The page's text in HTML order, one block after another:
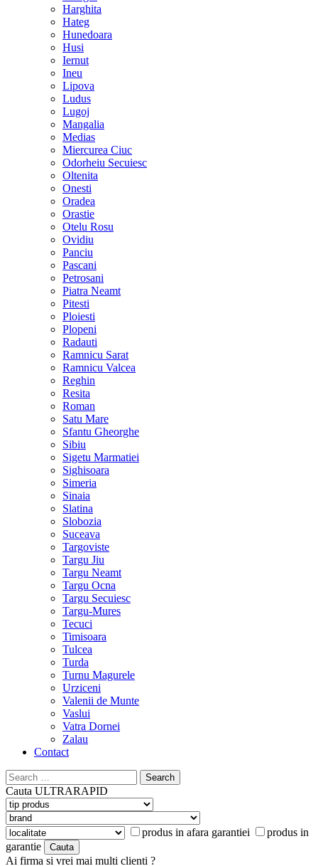
Harghita
Hateg
Hunedoara
Husi
Iernut
Ineu
Lipova
Ludus
Lugoj
Mangalia
Medias
Miercurea Ciuc
Odorheiu Secuiesc
Oltenita
Onesti
Oradea
Orastie
Otelu Rosu
Ovidiu
Panciu
Pascani
Petrosani
Piatra Neamt
Pitesti
Ploiesti
Plopeni
Radauti
Ramnicu Sarat
Ramnicu Valcea
Reghin
Resita
Roman
Satu Mare
Sfantu Gheorghe
Sibiu
Sigetu Marmatiei
Sighisoara
Simeria
Sinaia
Slatina
Slobozia
Suceava
Targoviste
Targu Jiu
Targu Neamt
Targu Ocna
Targu Secuiesc
Targu-Mures
Tecuci
Timisoara
Tulcea
Turda
Turnu Magurele
Urziceni
Valenii de Munte
Vaslui
Vatra Dornei
Zalau
Contact
Search
for:
Cauta ULTRARAPID
produs in afara garantiei
produs in
garantie
Ai firma si vrei mai multi clienti ?